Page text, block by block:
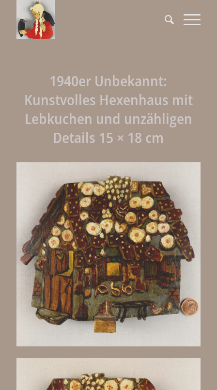
1940er Unbekannt:
Kunstvolles Hexenhaus mit
Lebkuchen und unzähligen
Details 15 × 18 cm